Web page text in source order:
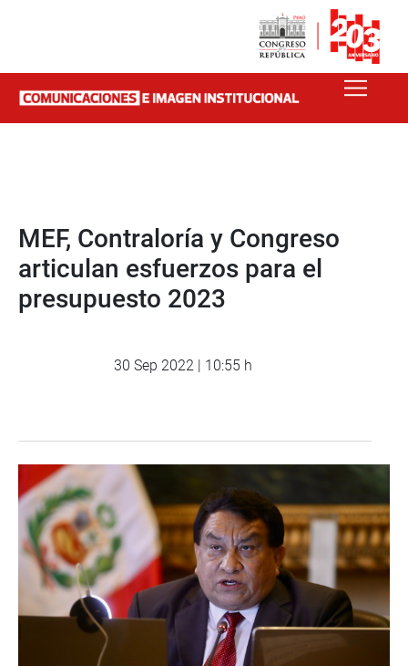
MEF, Contraloría y Congreso
articulan esfuerzos para el
presupuesto 2023
30 Sep 2022 | 10:55 h